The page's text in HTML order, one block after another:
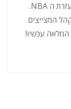
טוויטר מביאים סרטונים של 360 מעלות בעזרת ה NBA.
המצייצים